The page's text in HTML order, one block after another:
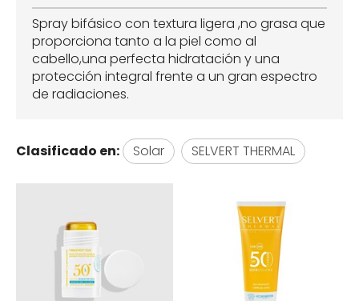
Spray bifásico con textura ligera ,no grasa que
proporciona tanto a la piel como al
cabello,una perfecta hidratación y una
protección integral frente a un gran espectro
de radiaciones.
Clasificado en: Solar SELVERT THERMAL